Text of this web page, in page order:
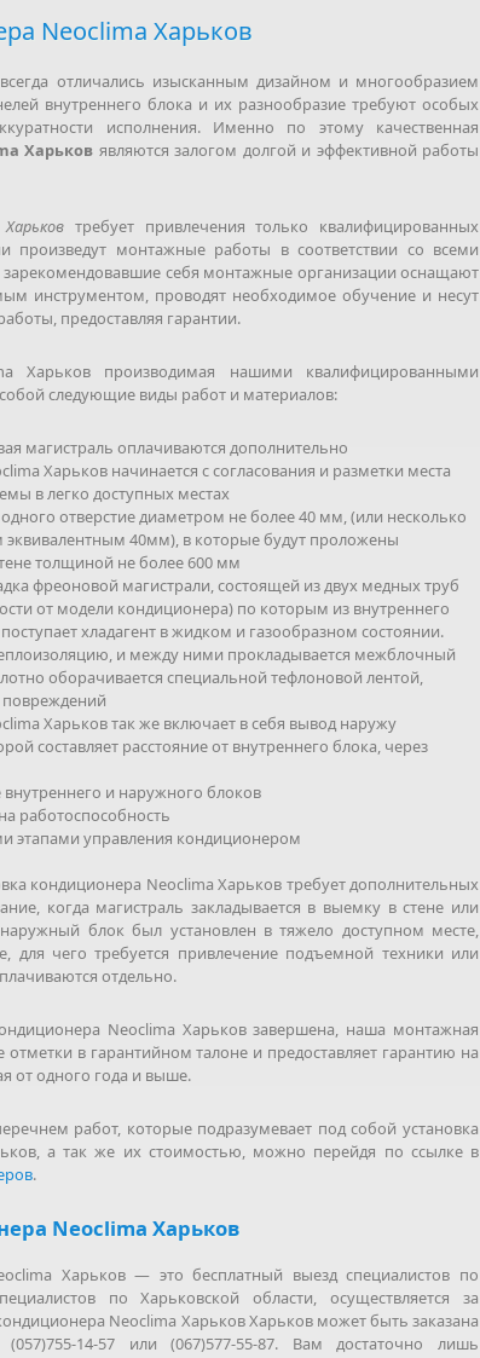
Neoclima Харьков
отличались изысканным дизайном и многообразием
внутреннего блока и их разнообразие требуют особых
исполнения. Именно по этому качественная
Харьков являются залогом долгой и эффективной работы
требует привлечения только квалифицированных
произведут монтажные работы в соответствии со всеми
себя монтажные организации оснащают
инструментом, проводят необходимое обучение и несут
предоставляя гарантии.
Харьков производимая нашими квалифицированными
следующие виды работ и материалов:
магистраль оплачиваются дополнительно
Харьков начинается с согласования и разметки места
в легко доступных местах
отверстие диаметром не более 40 мм, (или несколько
40мм), в которые будут проложены
толщиной не более 600 мм
фреоновой магистрали, состоящей из двух медных труб
от модели кондиционера) по которым из внутреннего
хладагент в жидком и газообразном состоянии.
и между ними прокладывается межблочный
оборачивается специальной тефлоновой лентой,
Харьков так же включает в себя вывод наружу
составляет расстояние от внутреннего блока, через
внутреннего и наружного блоков
работоспособность
этапами управления кондиционером
кондиционера Neoclima Харьков требует дополнительных
когда магистраль закладывается в выемку в стене или
блок был установлен в тяжело доступном месте,
для чего требуется привлечение подъемной техники или
отдельно.
Neoclima Харьков завершена, наша монтажная
в гарантийном талоне и предоставляет гарантию на
от одного года и выше.
работ, которые подразумевает под собой установка
а так же их стоимостью, можно перейдя по ссылке в
.
Neoclima Харьков
Харьков — это бесплатный выезд специалистов по
по Харьковской области, осуществляется за
Neoclima Харьков Харьков может быть заказана
14-57 или (067)577-55-87. Вам достаточно лишь